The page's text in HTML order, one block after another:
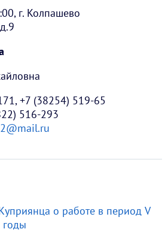
г. Колпашево
+7 (38254) 519-65
516-293
о работе в период V